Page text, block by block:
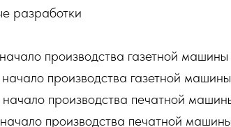
разработки
производства газетной
производства газетной
производства печатной
производства печатной